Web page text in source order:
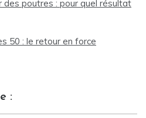
poutres : pour quel résultat
50 : le retour en force
: